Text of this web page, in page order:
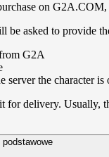
on
be asked to provide
G2A
server the character is
for delivery. Usually,
podstawowe